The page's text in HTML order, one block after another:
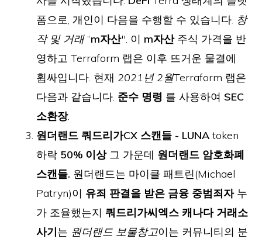
폼으로, 개인이 다음을 수행할 수 있습니다. 창
작 및 거래“m자산". 이 m자산주식 가격을 반
영하고 Terraform 랩은 이후 뜨거운 물결에
휩싸입니다. 현재 2021년 2월Terraform 랩은
다음과 같습니다. 준수 명령 를 사용하여 SEC
소환장.
원더랜드 쿼드리가CX 스캔들 - LUNAtoken
하락 50% 이상 그 가운데 원더랜드 암호화폐
스캔들. 원더랜드는 마이클 패트린(Michael
Patryn)이 유죄 판결을 받은 금융 중범죄자누
가 조율했는지쿼드리가씨엑스 캐나다 거래소
사기는 원더랜드 보물창고이는 커뮤니티의 분